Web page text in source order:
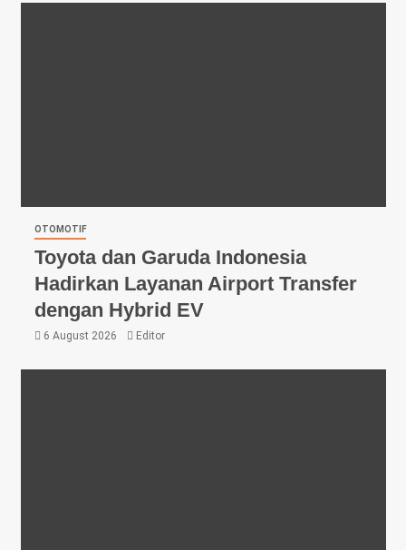
OTOMOTIF
Toyota dan Garuda Indonesia
Hadirkan Layanan Airport Transfer
dengan Hybrid EV
6 August 2026 Editor